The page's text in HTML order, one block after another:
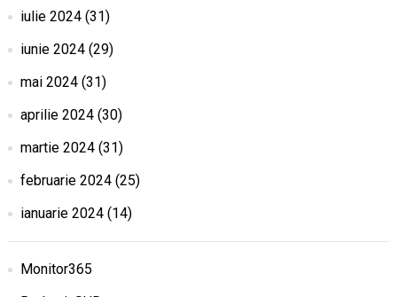
iulie 2024(31)
iunie 2024(29)
mai 2024(31)
aprilie 2024(30)
martie 2024(31)
februarie 2024(25)
ianuarie 2024(14)
Monitor365